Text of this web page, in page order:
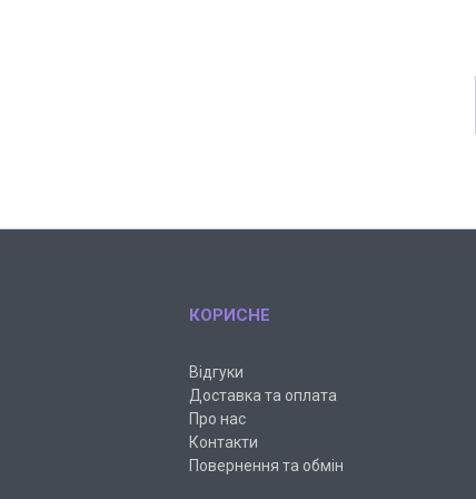
КОРИСНЕ
Відгуки
Доставка та оплата
Про нас
Контакти
Повернення та обмін